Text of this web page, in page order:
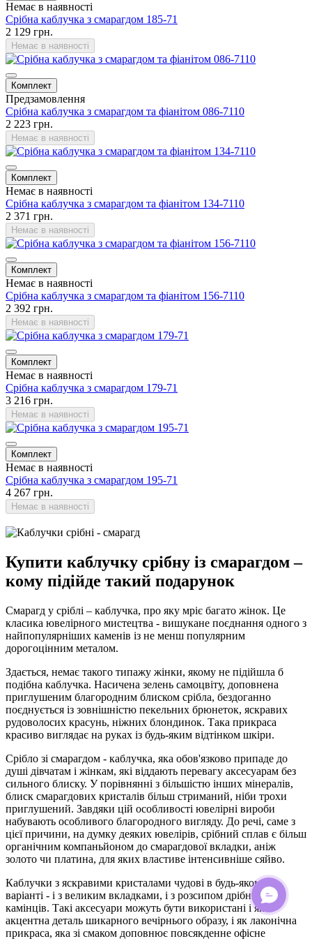
Немає в наявності
Срібна каблучка з смарагдом 185-71
2 129 грн.
Немає в наявності
Комплект
Предзамовлення
Срібна каблучка з смарагдом та фіанітом 086-7110
2 223 грн.
Немає в наявності
Комплект
Немає в наявності
Срібна каблучка з смарагдом та фіанітом 134-7110
2 371 грн.
Немає в наявності
Комплект
Немає в наявності
Срібна каблучка з смарагдом та фіанітом 156-7110
2 392 грн.
Немає в наявності
Комплект
Немає в наявності
Срібна каблучка з смарагдом 179-71
3 216 грн.
Немає в наявності
Комплект
Немає в наявності
Срібна каблучка з смарагдом 195-71
4 267 грн.
Немає в наявності
Купити каблучку срібну із смарагдом –
кому підійде такий подарунок
Смарагд у сріблі – каблучка, про яку мріє багато жінок. Це
класика ювелірного мистецтва - вишукане поєднання одного з
найпопулярніших каменів із не менш популярним
дорогоцінним металом.
Здається, немає такого типажу жінки, якому не підійшла б
подібна каблучка. Насичена зелень самоцвіту, доповнена
приглушеним благородним блиском срібла, бездоганно
поєднується із зовнішністю пекельних брюнеток, яскравих
рудоволосих красунь, ніжних блондинок. Така прикраса
красиво виглядає на руках із будь-яким відтінком шкіри.
Срібло зі смарагдом - каблучка, яка обов'язково припаде до
душі дівчатам і жінкам, які віддають перевагу аксесуарам без
сильного блиску. У порівнянні з більшістю інших мінералів,
блиск смарагдових кристалів більш стриманий, ніби трохи
приглушений. Завдяки цій особливості ювелірні вироби
набувають особливого благородного вигляду. До речі, саме з
цієї причини, на думку деяких ювелірів, срібний сплав є більш
органічним компаньйоном до смарагдової вкладки, аніж
золото чи платина, для яких властиве інтенсивніше сяйво.
Каблучки з яскравими кристалами чудові в будь-якому
варіанті - і з великим вкладками, і з розсипом дрібних
камінців. Такі аксесуари можуть бути використані і як
акцентна деталь шикарного вечірнього образу, і як лаконічна
прикраса, яка зі смаком доповнює повсякденне офісне
ОНЛАЙН ЧАТ